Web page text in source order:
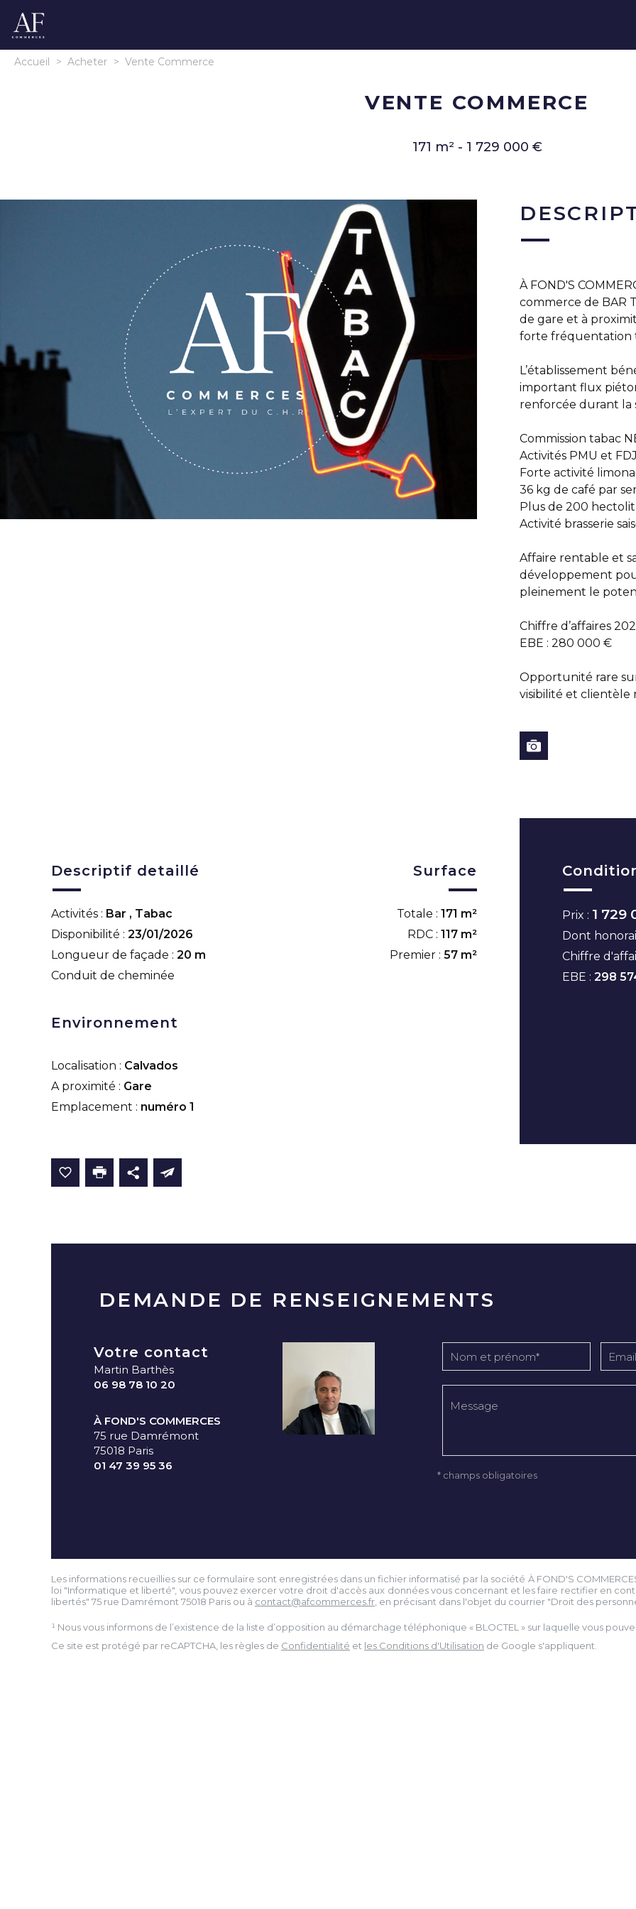
Accueil > Acheter > Vente Commerce
VENTE COMMERCE
171 m² - 1 729 000 €
À FOND'S
commerce de BAR
de gare et à
forte fréquentation
L’établissement
important flux
renforcée durant la
Commission tabac
Activités PMU et
Forte activité
36 kg de café par
Plus de 200
Activité brasserie
Affaire rentable et
développement
pleinement le
Chiffre d’affaires
EBE : 280 000 €
Opportunité rare
visibilité et clientèle
Descriptif detaillé
Activités : Bar , Tabac
Disponibilité : 23/01/2026
Longueur de façade : 20 m
Conduit de cheminée
Surface
Totale : 171 m²
RDC : 117 m²
Premier : 57 m²
Environnement
Localisation : Calvados
A proximité : Gare
Emplacement : numéro 1
Prix : 1 729
Dont
Chiffre
EBE : 298
DEMANDE DE RENSEIGNEMENTS
Votre contact
Martin Barthès
06 98 78 10 20
À FOND'S COMMERCES
75 rue Damrémont
75018 Paris
01 47 39 95 36
* champs obligatoires
Les informations recueillies sur ce formulaire sont enregistrées dans un fichier informatisé par la société À FOND'S
loi "Informatique et liberté", vous pouvez exercer votre droit d'accès aux données vous concernant et les faire rectifier en
libertés" 75 rue Damrémont 75018 Paris ou à contact@afcommerces.fr , en précisant dans l'objet du courrier "Droit des
¹ Nous vous informons de l’existence de la liste d’opposition au démarchage téléphonique « BLOCTEL » sur laquelle vous
Ce site est protégé par reCAPTCHA, les règles de Confidentialité et les Conditions d'Utilisation de Google s'appliquent.